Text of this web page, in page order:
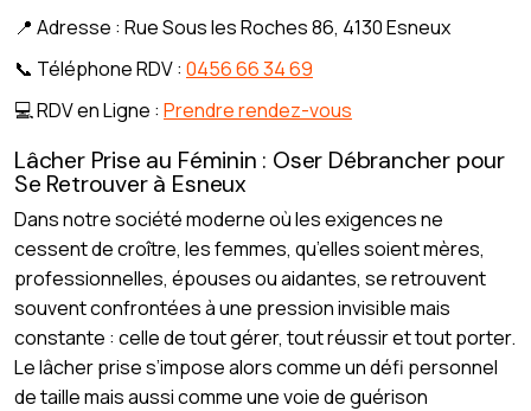
📍 Adresse : Rue Sous les Roches 86, 4130 Esneux
📞 Téléphone RDV : 0456 66 34 69
💻 RDV en Ligne : Prendre rendez-vous
Lâcher Prise au Féminin : Oser Débrancher pour
Se Retrouver à Esneux
Dans notre société moderne où les exigences ne
cessent de croître, les femmes, qu’elles soient mères,
professionnelles, épouses ou aidantes, se retrouvent
souvent confrontées à une pression invisible mais
constante : celle de tout gérer, tout réussir et tout porter.
Le lâcher prise s’impose alors comme un défi personnel
de taille mais aussi comme une voie de guérison